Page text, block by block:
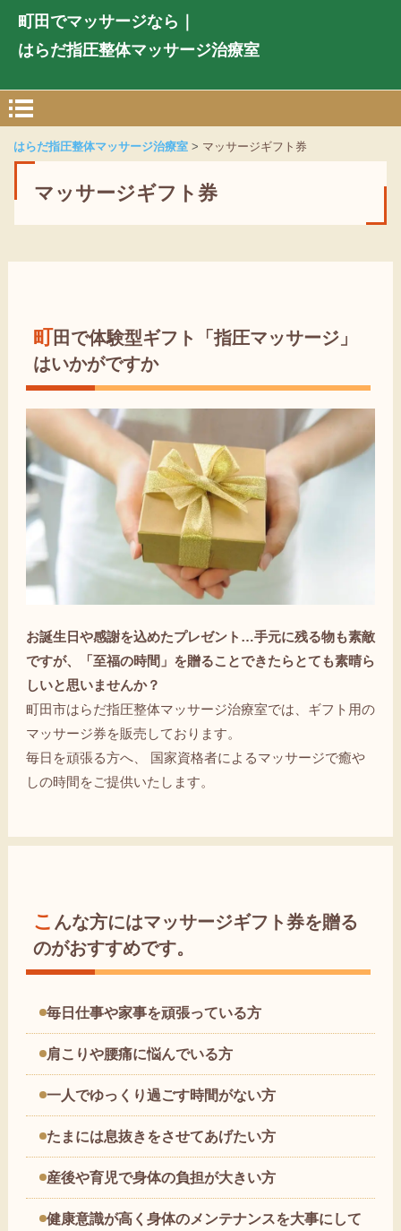
町田でマッサージなら｜
はらだ指圧整体マッサージ治療室
はらだ指圧整体マッサージ治療室 マッサージギフト券
マッサージギフト券
町田で体験型ギフト「指圧マッサージ」
はいかがですか
お誕生日や感謝を込めたプレゼント…手元に残る物も素敵
ですが、「至福の時間」を贈ることできたらとても素晴ら
しいと思いませんか？
町田市はらだ指圧整体マッサージ治療室では、ギフト用の
マッサージ券を販売しております。
毎日を頑張る方へ、 国家資格者によるマッサージで癒や
しの時間をご提供いたします。
こんな方にはマッサージギフト券を贈る
のがおすすめです。
毎日仕事や家事を頑張っている方
肩こりや腰痛に悩んでいる方
一人でゆっくり過ごす時間がない方
たまには息抜きをさせてあげたい方
産後や育児で身体の負担が大きい方
健康意識が高く身体のメンテナンスを大事にして